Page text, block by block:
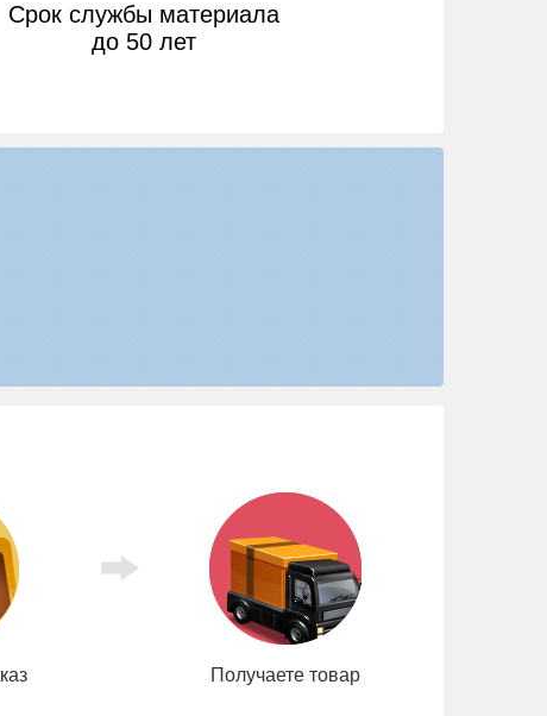
Срок службы материала
до 50 лет
Получаете товар